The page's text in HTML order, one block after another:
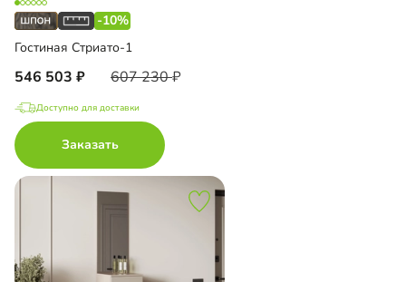
-10%
Гостиная Стриато-1
546 503 607 230
Доступно для доставки
Заказать